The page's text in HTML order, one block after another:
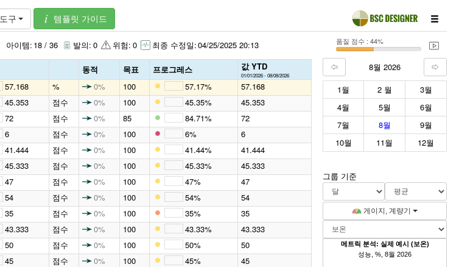
도구 템플릿 가이드
아이템: 18 / 36 발의: 0 위험: 0 최종 수정일:04/25/2025 20:13 품질 점수 : 44%
동적 목표 프로그레스 값 YTD
01/01/2026 - 08/08/2026
57.168 % 0% 100 57.17%
57.168
45.353 점수 0% 100 45.35%
45.353
72 점수 0% 85 84.71%
72
6 점수 0% 100 6%
6
41.444 점수 0% 100 41.44%
41.444
45.333 점수 0% 100 45.33%
45.333
47 점수 0% 100 47%
47
54 점수 0% 100 54%
54
35 점수 0% 100 35%
35
43.333 점수 0% 100 43.33%
43.333
50 점수 0% 100 50%
50
45 점수 0% 100 45%
45
8월 2026
1월
2 월
3월
4월
5월
6월
7월
8월
9월
10월
11월 12월
그룹 기준
게이지, 계량기
메트릭 분석: 실제 예시 (보온)
성능, %, 8월 2026